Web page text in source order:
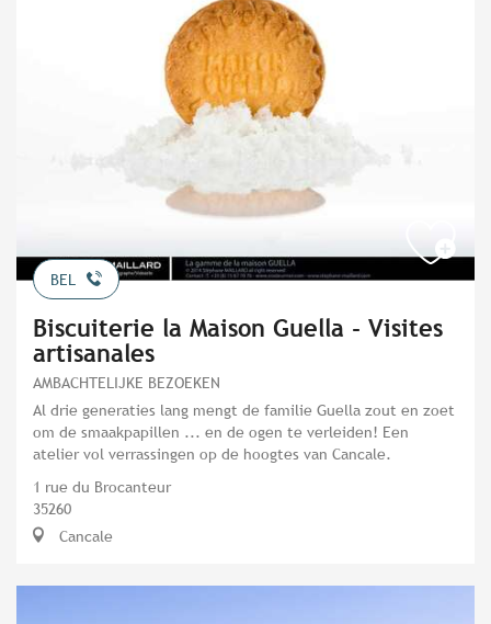
BEL
Biscuiterie la Maison Guella - Visites
artisanales
AMBACHTELIJKE BEZOEKEN
Al drie generaties lang mengt de familie Guella zout en zoet
om de smaakpapillen ... en de ogen te verleiden! Een
atelier vol verrassingen op de hoogtes van Cancale.
1 rue du Brocanteur
35260
Cancale